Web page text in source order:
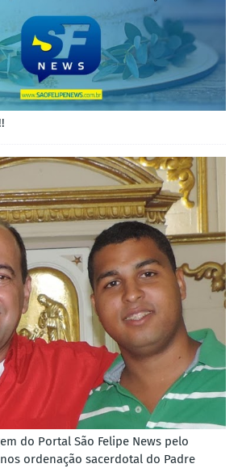
do Portal São Felipe News pelo
ordenação sacerdotal do Padre